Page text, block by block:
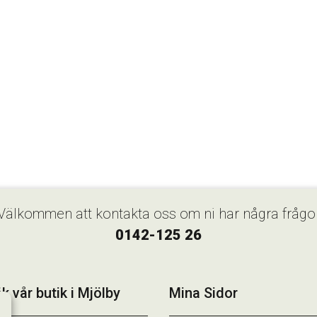
att kontakta oss om ni har några
0142-125 26
vår butik i Mjölby Mina Sidor